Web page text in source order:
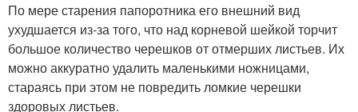
По мере старения папоротника его внешний вид
ухудшается из-за того, что над корневой шейкой торчит
большое количество черешков от отмерших листьев. Их
можно аккуратно удалить маленькими ножницами,
стараясь при этом не повредить ломкие черешки
здоровых листьев.